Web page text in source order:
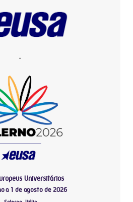
-
Universitários
a 1 de agosto de 2026